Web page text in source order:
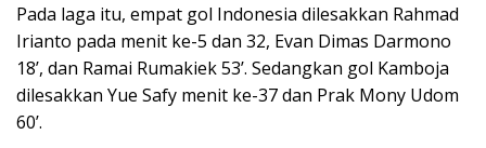
Pada laga itu, empat gol Indonesia dilesakkan Rahmad
Irianto pada menit ke-5 dan 32, Evan Dimas Darmono
18’, dan Ramai Rumakiek 53’. Sedangkan gol Kamboja
dilesakkan Yue Safy menit ke-37 dan Prak Mony Udom
60’.